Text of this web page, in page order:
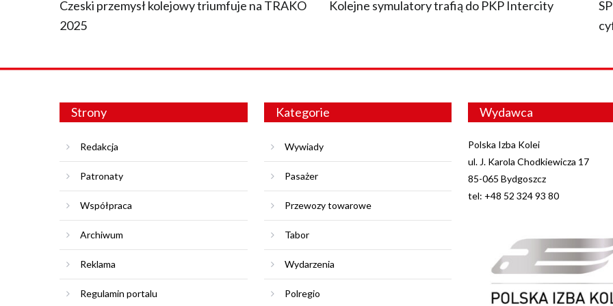
Czeski przemysł kolejowy triumfuje na TRAKO
2025
Kolejne symulatory trafią do PKP Intercity
Strony
Redakcja
Patronaty
Współpraca
Archiwum
Reklama
Regulamin portalu
Kategorie
Wywiady
Pasażer
Przewozy towarowe
Tabor
Wydarzenia
Polregio
Wydawca
Polska Izba Kolei
ul. J. Karola Chodkiewicza 17
85-065 Bydgoszcz
tel: +48 52 324 93 80